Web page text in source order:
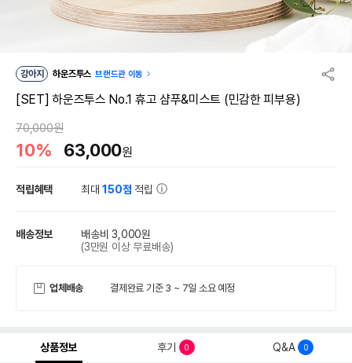
강아지 하운즈투스 브랜드관 이동
[SET] 하운즈투스 No.1 휴고 샴푸&미스트 (민감한 피부용)
70,000원
10% 63,000원
적립혜택 최대150점 적립
배송정보
배송비 3,000원
(3만원 이상 무료배송)
업체배송 결제완료 기준 3 ~ 7일 소요 예정
상품정보 후기 0 Q&A 0